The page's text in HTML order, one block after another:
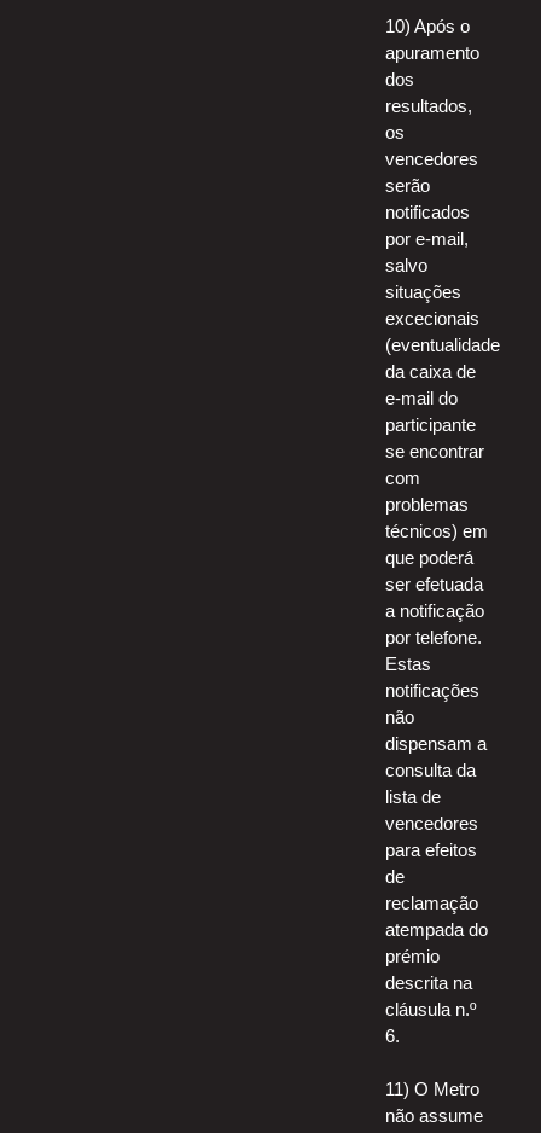
10) Após o
apuramento
dos
resultados,
os
vencedores
serão
notificados
por e-mail,
salvo
situações
excecionais
(eventualidade
da caixa de
e-mail do
participante
se encontrar
com
problemas
técnicos) em
que poderá
ser efetuada
a notificação
por telefone.
Estas
notificações
não
dispensam a
consulta da
lista de
vencedores
para efeitos
de
reclamação
atempada do
prémio
descrita na
cláusula n.º
6.
11) O Metro
não assume